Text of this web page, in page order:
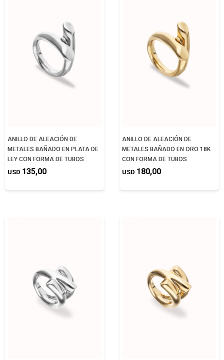
ANILLO DE ALEACIÓN DE
METALES BAÑADO EN PLATA DE
LEY CON FORMA DE TUBOS
USD 135,00
ANILLO DE ALEACIÓN DE
METALES BAÑADO EN ORO 18K
CON FORMA DE TUBOS
USD 180,00